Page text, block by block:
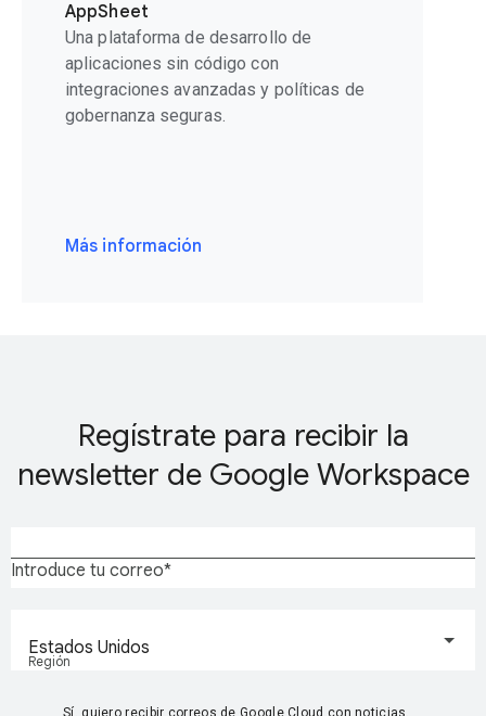
AppSheet
Una plataforma de desarrollo de
aplicaciones sin código con
integraciones avanzadas y políticas de
gobernanza seguras.
Más información
Regístrate para recibir la
newsletter de Google Workspace
Introduce tu correo
Región
Estados Unidos